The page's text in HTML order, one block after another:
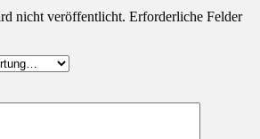
nicht veröffentlicht. Erforderliche Felder